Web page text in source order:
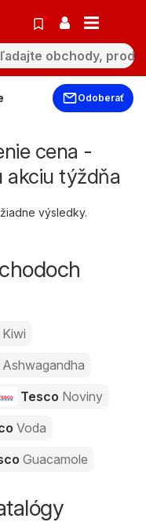
Odoberať
cena -
akciu týždňa
výsledky.
Kiwi
Ashwagandha
Tesco Noviny
Voda
Guacamole